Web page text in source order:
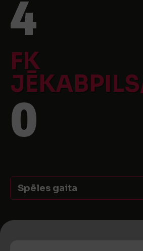
4
FK
0
Spēles gaita